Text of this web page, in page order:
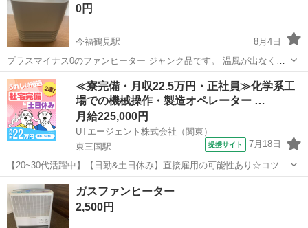
0円
今福鶴見駅
8月4日
プラスマイナス0のファンヒーター ジャンク品です。 温風が出なくな
り冷風が出ます。 必要な方がいらっしゃいましたらお譲り致します。
取りに来て頂ける方、よろしくお願い致します。
大阪 大阪市 今福鶴見駅 季節、空調家電
≪寮完備・月収22.5万円・正社員≫化学系工
場での機械操作・製造オペレーター …
月給225,000円
UTエージェント株式会社（関東）
東三国駅
提携サイト 7月18日
【20~30代活躍中】【日勤&土日休み】直接雇用の可能性あり☆コツコ
ツ繰り返し！化学製品のピッキング・原料投入♪《JTUM1C》 詳細情
報 ＼化学製品製造の原料投入、運搬など／ ☆未経験歓迎！ 丁寧な
研修と指導で安心の...
大阪 大阪市 その他
ガスファンヒーター
2,500円